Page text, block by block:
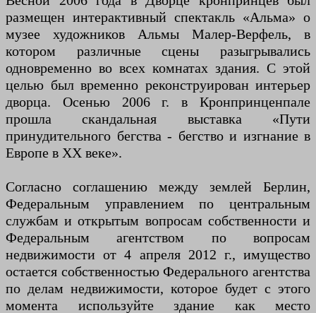
размещен интерактивный спектакль «Альма» о
музее художников Альмы Малер-Верфель, в
котором различные сцены разыгрывались
одновременно во всех комнатах здания. С этой
целью был временно реконструирован интерьер
дворца. Осенью 2006 г. в Кронпринценпале
прошла скандальная выставка «Пути
принудительного бегства - бегство и изгнание в
Европе в ХХ веке».
Согласно соглашению между землей Берлин,
Федеральным управлением по центральным
службам и открытым вопросам собственности и
Федеральным агентством по вопросам
недвижимости от 4 апреля 2012 г., имущество
остается собственностью Федерального агентства
по делам недвижимости, которое будет с этого
момента используйте здание как место